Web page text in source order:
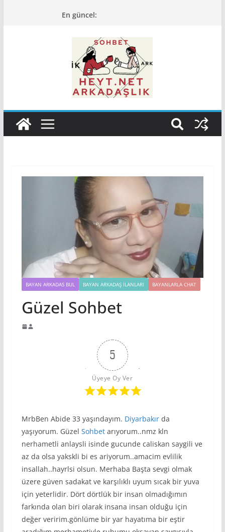
En güncel:
BAYAN ARKADAS BUL BAYAN ARKADAŞ İLANLARI BAYANLARLA CHAT
Güzel Sohbet
5
Üyeye Oy Ver
MrbBen Abide 33 yaşındayım. Diyarbakırda
yaşıyorum. Güzel Sohbetarıyorum..nmz kln
nerhametli anlaysli isinde gucunde caliskan saygili ve
az da olsa yakskli bi es ariyorum..amacim evlilik
insallah..hayrlsi olsun. Merhaba Başta sevgi olmak
üzere güven sadakat ve karşılıklı uyum sıcak bir yuva
için yeterlidir. Dört dörtlük bir insan olmadığımın
farkında olan biri olarak insana insan olduğu için
değer veririm.gönlüme bir yar hayatıma bir eştir